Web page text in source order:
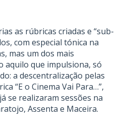
as rúbricas criadas e “sub-
com especial tónica na
mas um dos mais
aquilo que impulsiona, só
a descentralização pelas
“E o Cinema Vai Para…”,
se realizaram sessões na
Assenta e Maceira.